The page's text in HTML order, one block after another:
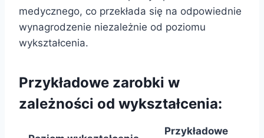
medycznego, co przekłada się na odpowiednie
wynagrodzenie niezależnie od poziomu
wykształcenia.
Przykładowe zarobki w
zależności od wykształcenia:
Przykładowe